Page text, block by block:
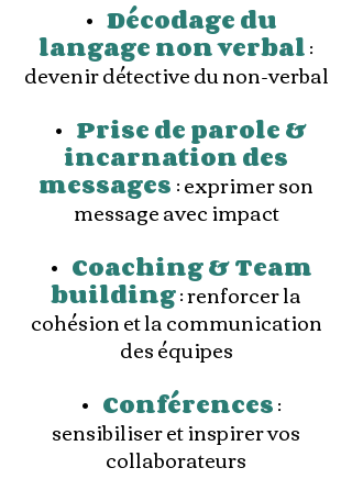
• Décodage du
langage non verbal:
devenir détective du non-verbal
• Prise de parole &
incarnation des
messages: exprimer son
message avec impact
• Coaching & Team
building: renforcer la
cohésion et la communication
des équipes
• Conférences:
sensibiliser et inspirer vos
collaborateurs